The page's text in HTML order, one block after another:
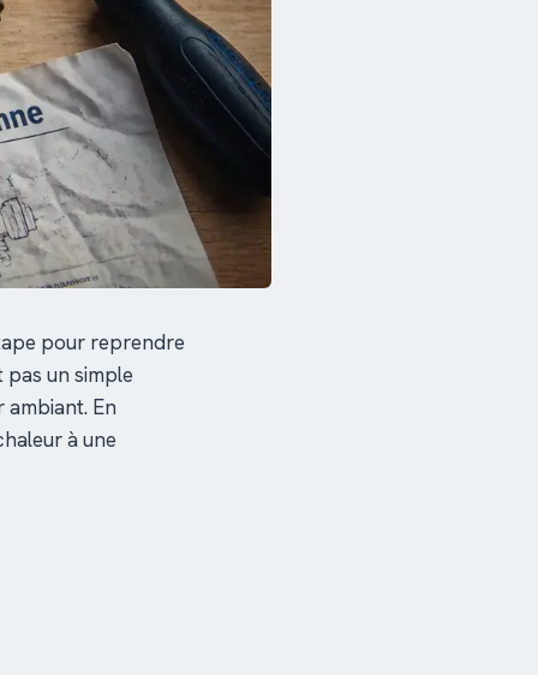
pour reprendre
pas un simple
ambiant. En
à une